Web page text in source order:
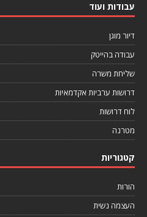
עבודות ועוד
דיור מוגן
עבודה בהייטק
שליחת משרה
דרושות ערביות אקדמאיות
לוח דרושות
מטרנה
קטגוריות
הורות
העצמה נשית